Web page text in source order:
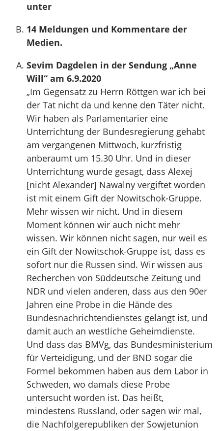
unter
14 Meldungen und Kommentare der
Medien.
Sevim Dagdelen in der Sendung „Anne
Will“ am 6.9.2020
„Im Gegensatz zu Herrn Röttgen war ich bei
der Tat nicht da und kenne den Täter nicht.
Wir haben als Parlamentarier eine
Unterrichtung der Bundesregierung gehabt
am vergangenen Mittwoch, kurzfristig
anberaumt um 15.30 Uhr. Und in dieser
Unterrichtung wurde gesagt, dass Alexej
[nicht Alexander] Nawalny vergiftet worden
ist mit einem Gift der Nowitschok-Gruppe.
Mehr wissen wir nicht. Und in diesem
Moment können wir auch nicht mehr
wissen. Wir können nicht sagen, nur weil es
ein Gift der Nowitschok-Gruppe ist, dass es
sofort nur die Russen sind. Wir wissen aus
Recherchen von Süddeutsche Zeitung und
NDR und vielen anderen, dass aus den 90er
Jahren eine Probe in die Hände des
Bundesnachrichtendienstes gelangt ist, und
damit auch an westliche Geheimdienste.
Und dass das BMVg, das Bundesministerium
für Verteidigung, und der BND sogar die
Formel bekommen haben aus dem Labor in
Schweden, wo damals diese Probe
untersucht worden ist. Das heißt,
mindestens Russland, oder sagen wir mal,
die Nachfolgerepubliken der Sowjetunion